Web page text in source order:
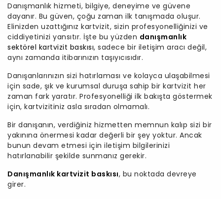
Danışmanlık hizmeti, bilgiye, deneyime ve güvene
dayanır. Bu güven, çoğu zaman ilk tanışmada oluşur.
Elinizden uzattığınız kartvizit, sizin profesyonelliğinizi ve
ciddiyetinizi yansıtır. İşte bu yüzden danışmanlık
sektörel kartvizit baskısı, sadece bir iletişim aracı değil,
aynı zamanda itibarınızın taşıyıcısıdır.
Danışanlarınızın sizi hatırlaması ve kolayca ulaşabilmesi
için sade, şık ve kurumsal duruşa sahip bir kartvizit her
zaman fark yaratır. Profesyonelliği ilk bakışta göstermek
için, kartvizitiniz asla sıradan olmamalı.
Bir danışanın, verdiğiniz hizmetten memnun kalıp sizi bir
yakınına önermesi kadar değerli bir şey yoktur. Ancak
bunun devam etmesi için iletişim bilgilerinizi
hatırlanabilir şekilde sunmanız gerekir.
Danışmanlık kartvizit baskısı, bu noktada devreye
girer.